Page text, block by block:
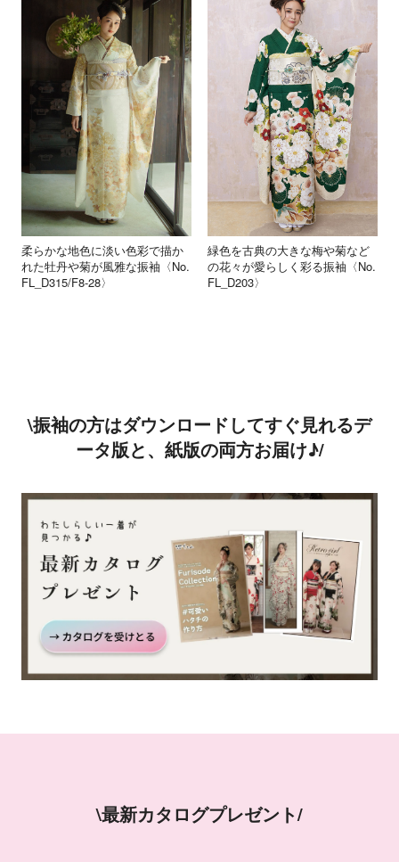
柔らかな地色に淡い色彩で描か
れた牡丹や菊が風雅な振袖〈No.
FL_D315/F8-28〉
緑色を古典の大きな梅や菊など
の花々が愛らしく彩る振袖〈No.
FL_D203〉
\振袖の方はダウンロードしてすぐ見れるデ
ータ版と、紙版の両方お届け♪/
\最新カタログプレゼント/